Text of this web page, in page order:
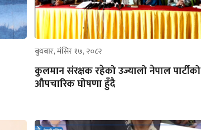
बुधबार, मंसिर १७, २०८२
कुलमान संरक्षक रहेको उज्यालो नेपाल पार्टीको
औपचारिक घोषणा हुँदै